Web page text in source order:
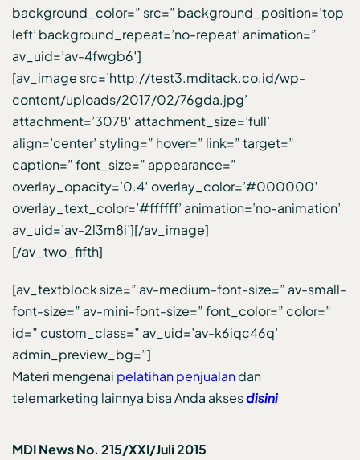
background_color=” src=” background_position=’top
left’ background_repeat=’no-repeat’ animation=”
av_uid=’av-4fwgb6′]
[av_image src=’http://test3.mditack.co.id/wp-
content/uploads/2017/02/76gda.jpg’
attachment=’3078′ attachment_size=’full’
align=’center’ styling=” hover=” link=” target=”
caption=” font_size=” appearance=”
overlay_opacity=’0.4′ overlay_color=’#000000′
overlay_text_color=’#ffffff’ animation=’no-animation’
av_uid=’av-2l3m8i’][/av_image]
[/av_two_fifth]
[av_textblock size=” av-medium-font-size=” av-small-
font-size=” av-mini-font-size=” font_color=” color=”
id=” custom_class=” av_uid=’av-k6iqc46q’
admin_preview_bg=”]
Materi mengenai pelatihan penjualandan
telemarketing lainnya bisa Anda aksesdisini
MDI News No. 215/XXI/Juli 2015